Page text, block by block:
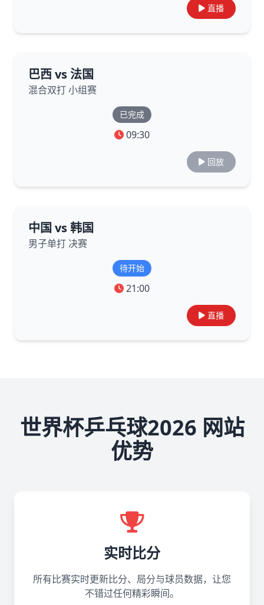
直播
巴西 vs 法国
混合双打 小组赛
已完成
09:30
回放
中国 vs 韩国
男子单打 决赛
待开始
21:00
直播
世界杯乒乓球2026 网站
优势
实时比分
所有比赛实时更新比分、局分与球员数据，让您
不错过任何精彩瞬间。